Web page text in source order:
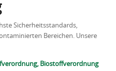
Sicherheitsstandards,
Bereichen. Unsere
Biostoffverordnung